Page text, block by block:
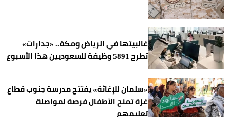
غالبيتها في الرياض ومكة.. «جدارات»
تطرح 5891 وظيفة للسعوديين هذا الأسبوع
«سلمان للإغاثة» يفتتح مدرسة جنوب قطاع
غزة تمنح الأطفال فرصة لمواصلة
تعليمهم